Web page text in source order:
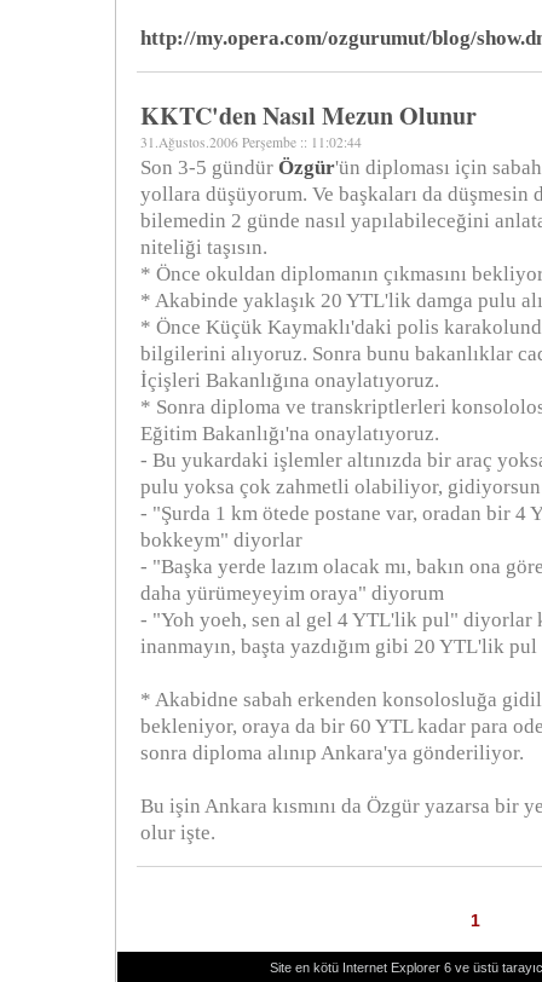
http://my.opera.com/ozgurumut/blog/
KKTC'den Nasıl Mezun Olunur
31.Ağustos.2006 Perşembe :: 11:02:44
Son 3-5 gündür Özgür'ün diploması için
yollara düşüyorum. Ve başkaları da düşmesin
bilemedin 2 günde nasıl yapılabileceğini
niteliği taşısın.
* Önce okuldan diplomanın çıkmasını
* Akabinde yaklaşık 20 YTL'lik damga pulu
* Önce Küçük Kaymaklı'daki polis
bilgilerini alıyoruz. Sonra bunu bakanlıklar
İçişleri Bakanlığına onaylatıyoruz.
* Sonra diploma ve transkriptlerleri
Eğitim Bakanlığı'na onaylatıyoruz.
- Bu yukardaki işlemler altınızda bir araç
pulu yoksa çok zahmetli olabiliyor, gidiyorsun
- "Şurda 1 km ötede postane var, oradan bir 4
bokkeym" diyorlar
- "Başka yerde lazım olacak mı, bakın ona
daha yürümeyeyim oraya" diyorum
- "Yoh yoeh, sen al gel 4 YTL'lik pul" diyorlar
inanmayın, başta yazdığım gibi 20 YTL'lik pul
* Akabidne sabah erkenden konsolosluğa
bekleniyor, oraya da bir 60 YTL kadar para
sonra diploma alınıp Ankara'ya gönderiliyor.
Bu işin Ankara kısmını da Özgür yazarsa bir
olur işte.
1
Site en kötü Internet Explorer 6 ve üstü